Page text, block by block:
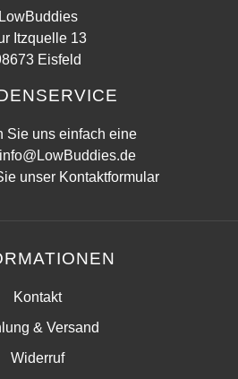
LowBuddies
Itzquelle 13
Eisfeld
Sie uns einfach eine
info@LowBuddies.de
unser Kontaktformular
Kontakt
& Versand
Widerruf